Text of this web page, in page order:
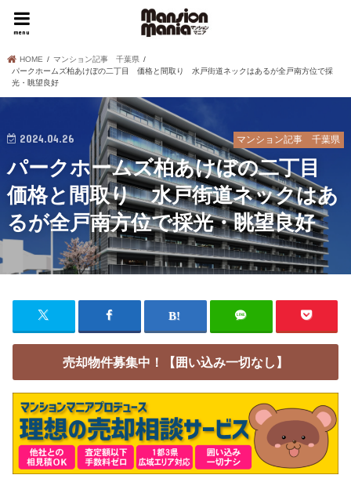
menu
HOME
マンション記事 千葉県
パークホームズ柏あけぼの二丁目 価格と間取り 水戸街道ネックはあるが全戸南方位で採
光・眺望良好
マンション記事 千葉県
2024.04.26
パークホームズ柏あけぼの二丁目
価格と間取り 水戸街道ネックはあ
るが全戸南方位で採光・眺望良好
売却物件募集中！【囲い込み一切なし】